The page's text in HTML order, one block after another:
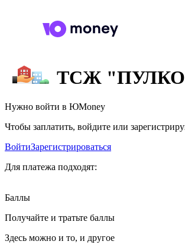
ТСЖ
Нужно войти в ЮMoney
Чтобы заплатить, войдите или
ВойтиЗарегистрироваться
Для платежа подходят:
Баллы
Получайте и тратьте баллы
Здесь можно и то, и другое